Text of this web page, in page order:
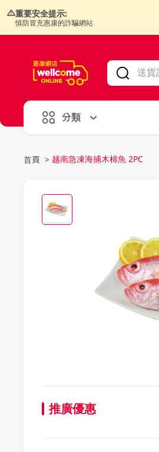
重要安全提示:
慎防冒充惠康的詐騙網站
分類
首頁 > 越南急凍海捕木棉魚 2PC
推廣優惠